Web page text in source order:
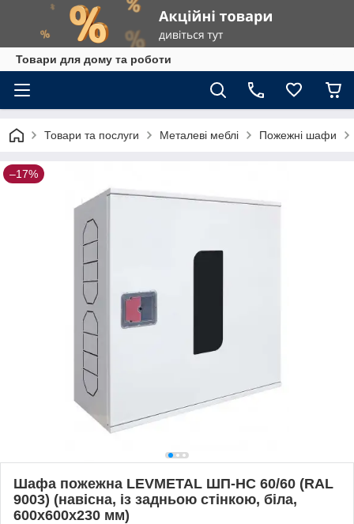
Товари для дому та роботи
Товари та послуги Металеві меблі Пожежні шафи
–17%
Шафа пожежна LEVMETAL ШП-НС 60/60 (RAL
9003) (навісна, із задньою стінкою, біла,
600х600х230 мм)